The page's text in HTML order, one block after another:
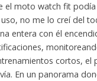
el moto watch fit
no me lo creí del
entera con él
cortos, el
En un panorama